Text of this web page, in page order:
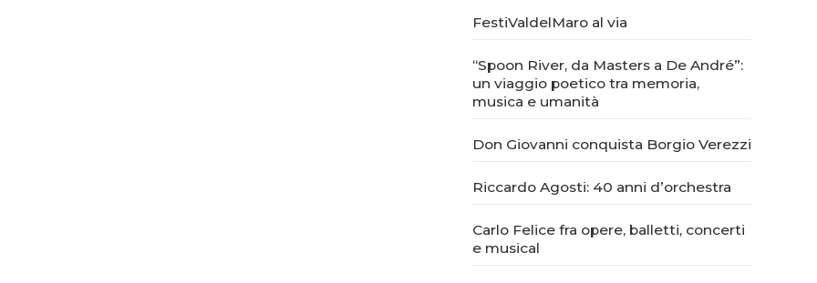
FestiValdelMaro al via
“Spoon River, da Masters a De André”:
un viaggio poetico tra memoria,
musica e umanità
Don Giovanni conquista Borgio Verezzi
Riccardo Agosti: 40 anni d’orchestra
Carlo Felice fra opere, balletti, concerti
e musical